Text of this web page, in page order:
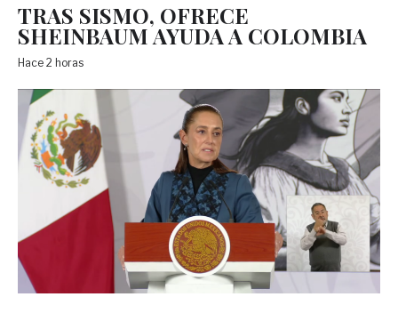
TRAS SISMO, OFRECE
SHEINBAUM AYUDA A COLOMBIA
Hace 2 horas